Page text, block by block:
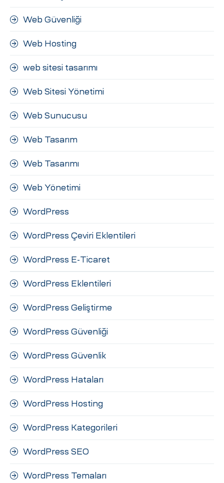
Web Güvenliği
Web Hosting
web sitesi tasarımı
Web Sitesi Yönetimi
Web Sunucusu
Web Tasarım
Web Tasarımı
Web Yönetimi
WordPress
WordPress Çeviri Eklentileri
WordPress E-Ticaret
WordPress Eklentileri
WordPress Geliştirme
WordPress Güvenliği
WordPress Güvenlik
WordPress Hataları
WordPress Hosting
WordPress Kategorileri
WordPress SEO
WordPress Temaları